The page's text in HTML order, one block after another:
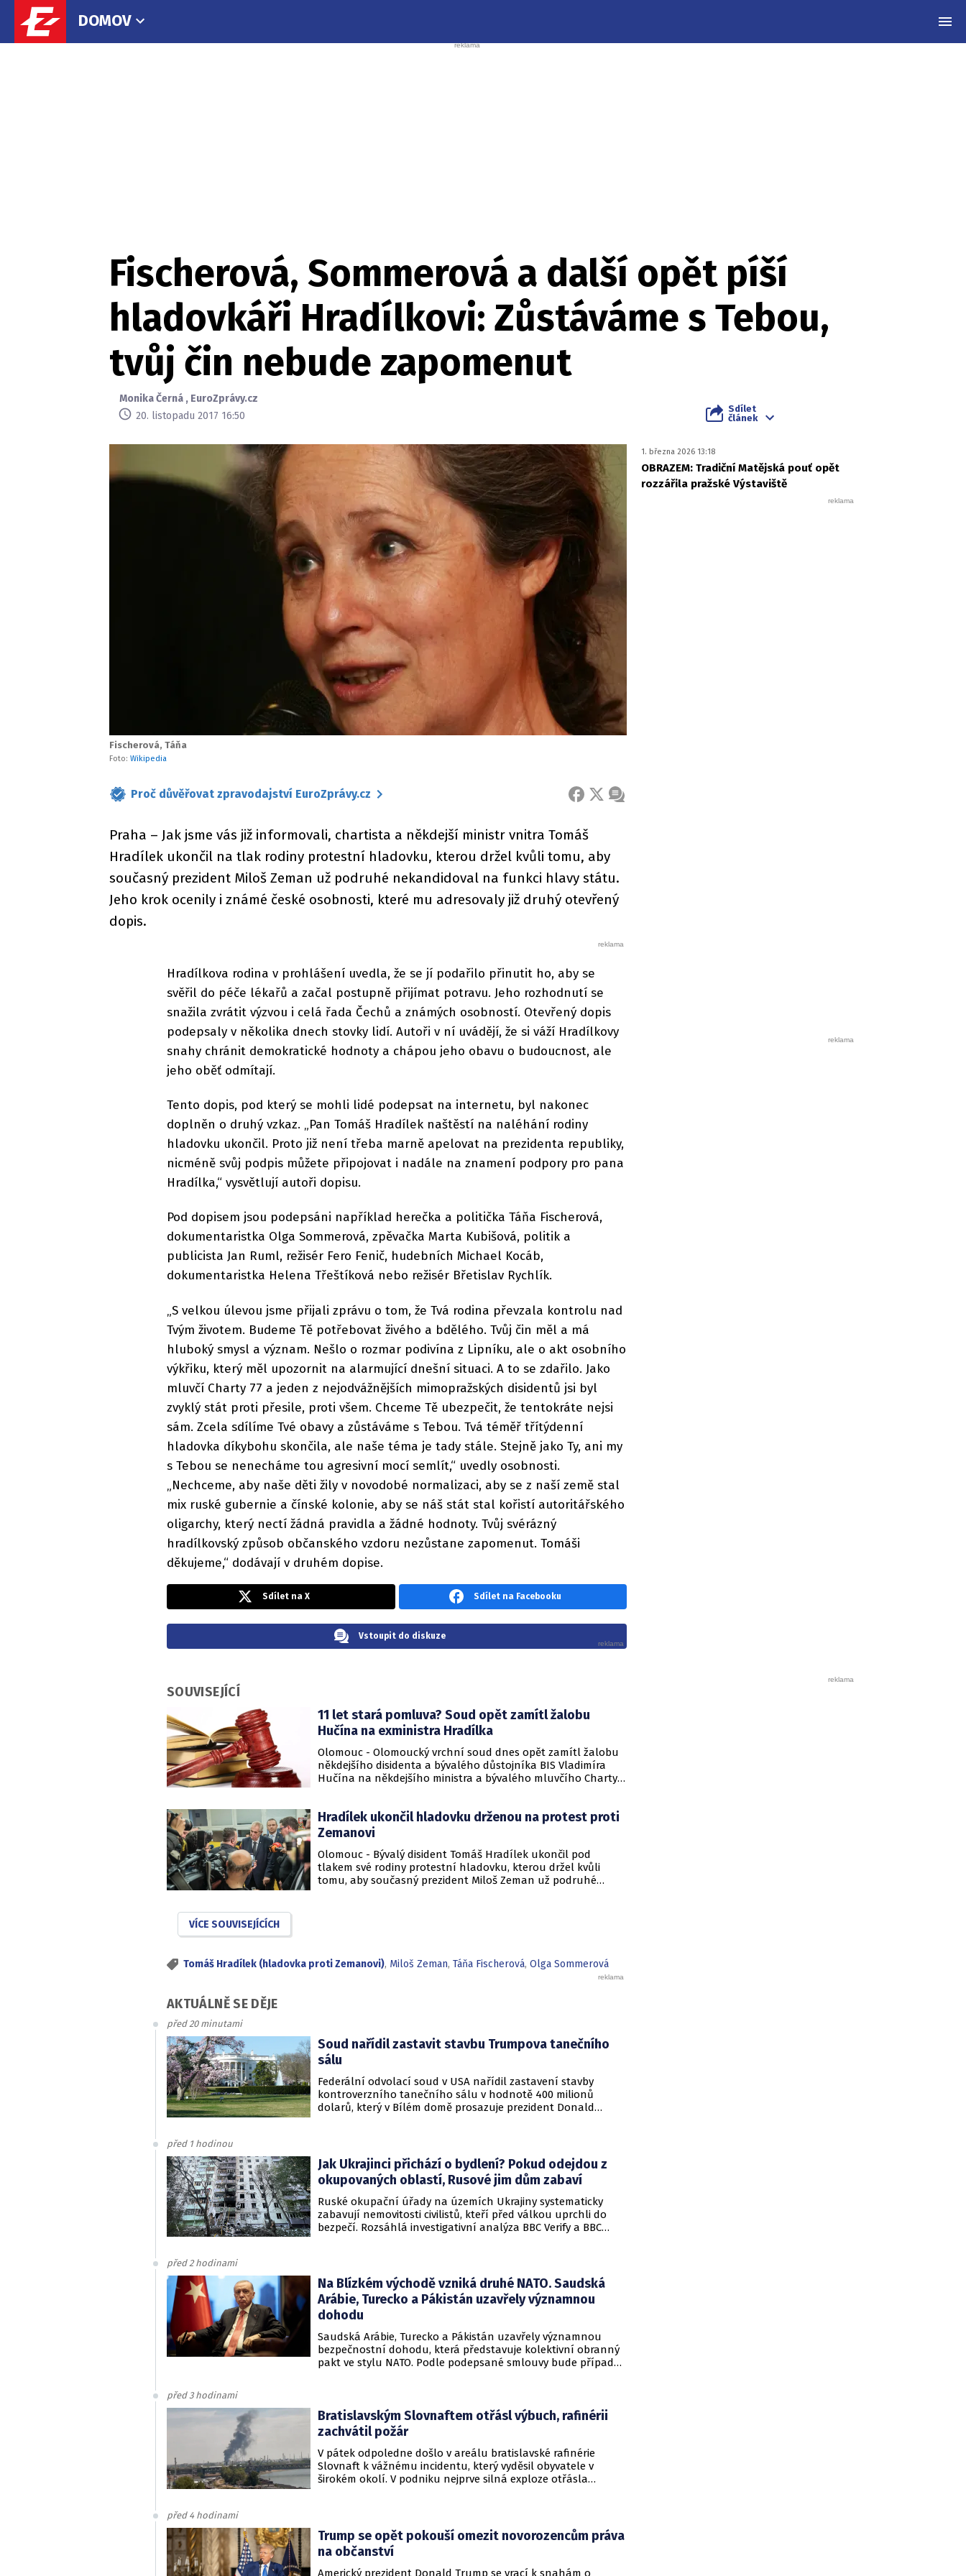
DOMOV
Fischerová, Sommerová a další opět píší
hladovkáři Hradílkovi: Zůstáváme s Tebou,
tvůj čin nebude zapomenut
Monika Černá , EuroZprávy.cz
20. listopadu 2017 16:50
Sdílet
článek
Fischerová, Táňa
Foto: Wikipedia
Proč důvěřovat zpravodajství EuroZprávy.cz FACEBOOK
X ZPRÁVA
Praha – Jak jsme vás již informovali, chartista a někdejší ministr vnitra Tomáš
Hradílek ukončil na tlak rodiny protestní hladovku, kterou držel kvůli tomu, aby
současný prezident Miloš Zeman už podruhé nekandidoval na funkci hlavy státu.
Jeho krok ocenily i známé české osobnosti, které mu adresovaly již druhý otevřený
dopis.
Hradílkova rodina v prohlášení uvedla, že se jí podařilo přinutit ho, aby se
svěřil do péče lékařů a začal postupně přijímat potravu. Jeho rozhodnutí se
snažila zvrátit výzvou i celá řada Čechů a známých osobností. Otevřený dopis
podepsaly v několika dnech stovky lidí. Autoři v ní uvádějí, že si váží Hradílkovy
snahy chránit demokratické hodnoty a chápou jeho obavu o budoucnost, ale
jeho oběť odmítají.
Tento dopis, pod který se mohli lidé podepsat na internetu, byl nakonec
doplněn o druhý vzkaz. „Pan Tomáš Hradílek naštěstí na naléhání rodiny
hladovku ukončil. Proto již není třeba marně apelovat na prezidenta republiky,
nicméně svůj podpis můžete připojovat i nadále na znamení podpory pro pana
Hradílka,“ vysvětlují autoři dopisu.
Pod dopisem jsou podepsáni například herečka a politička Táňa Fischerová,
dokumentaristka Olga Sommerová, zpěvačka Marta Kubišová, politik a
publicista Jan Ruml, režisér Fero Fenič, hudebních Michael Kocáb,
dokumentaristka Helena Třeštíková nebo režisér Břetislav Rychlík.
„S velkou úlevou jsme přijali zprávu o tom, že Tvá rodina převzala kontrolu nad
Tvým životem. Budeme Tě potřebovat živého a bdělého. Tvůj čin měl a má
hluboký smysl a význam. Nešlo o rozmar podivína z Lipníku, ale o akt osobního
výkřiku, který měl upozornit na alarmující dnešní situaci. A to se zdařilo. Jako
mluvčí Charty 77 a jeden z nejodvážnějších mimopražských disidentů jsi byl
zvyklý stát proti přesile, proti všem. Chceme Tě ubezpečit, že tentokráte nejsi
sám. Zcela sdílíme Tvé obavy a zůstáváme s Tebou. Tvá téměř třítýdenní
hladovka díkybohu skončila, ale naše téma je tady stále. Stejně jako Ty, ani my
s Tebou se nenecháme tou agresivní mocí semlít,“ uvedly osobnosti.
„Nechceme, aby naše děti žily v novodobé normalizaci, aby se z naší země stal
mix ruské gubernie a čínské kolonie, aby se náš stát stal kořistí autoritářského
oligarchy, který nectí žádná pravidla a žádné hodnoty. Tvůj svérázný
hradílkovský způsob občanského vzdoru nezůstane zapomenut. Tomáši
děkujeme,“ dodávají v druhém dopise.
1. března 2026 13:18
OBRAZEM: Tradiční Matějská pouť opět
rozzářila pražské Výstaviště
Sdílet na X Sdílet na Facebooku
Vstoupit do diskuze
SOUVISEJÍCÍ
11 let stará pomluva? Soud opět zamítl žalobu
Hučína na exministra Hradílka
Olomouc - Olomoucký vrchní soud dnes opět zamítl žalobu
někdejšího disidenta a bývalého důstojníka BIS Vladimíra
Hučína na někdejšího ministra a bývalého mluvčího Charty
korun kvůli tomu, že jej údajně před 11 lety pomluvil v tisku.
Soudy se případem zabývají od roku 2008. Ostravský krajský
základě Hučínova dovolání zasáhl Nejvyšší soud.
Hradílek ukončil hladovku drženou na protest proti
Zemanovi
Olomouc - Bývalý disident Tomáš Hradílek ukončil pod
tlakem své rodiny protestní hladovku, kterou držel kvůli
tomu, aby současný prezident Miloš Zeman už podruhé
VÍCE SOUVISEJÍCÍCH
Tomáš Hradílek (hladovka proti Zemanovi), Miloš Zeman, Táňa Fischerová, Olga Sommerová
AKTUÁLNĚ SE DĚJE
před 20 minutami
Soud nařídil zastavit stavbu Trumpova tanečního
sálu
Federální odvolací soud v USA nařídil zastavení stavby
kontroverzního tanečního sálu v hodnotě 400 milionů
dolarů, který v Bílém domě prosazuje prezident Donald
před 1 hodinou
Jak Ukrajinci přichází o bydlení? Pokud odejdou z
okupovaných oblastí, Rusové jim dům zabaví
Ruské okupační úřady na územích Ukrajiny systematicky
zabavují nemovitosti civilistů, kteří před válkou uprchli do
bezpečí. Rozsáhlá investigativní analýza BBC Verify a BBC
před 2 hodinami
Na Blízkém východě vzniká druhé NATO. Saudská
Arábie, Turecko a Pákistán uzavřely významnou
dohodu
Saudská Arábie, Turecko a Pákistán uzavřely významnou
bezpečnostní dohodu, která představuje kolektivní obranný
pakt ve stylu NATO. Podle podepsané smlouvy bude případný
před 3 hodinami
Bratislavským Slovnaftem otřásl výbuch, rafinérii
zachvátil požár
V pátek odpoledne došlo v areálu bratislavské rafinérie
Slovnaft k vážnému incidentu, který vyděsil obyvatele v
širokém okolí. V podniku nejprve silná exploze otřásla
před 4 hodinami
Trump se opět pokouší omezit novorozencům práva
na občanství
Americký prezident Donald Trump se vrací k snahám o